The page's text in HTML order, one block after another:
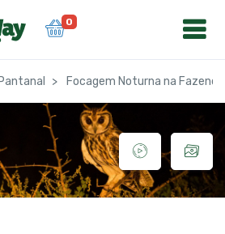
0
Pantanal Focagem Noturna na